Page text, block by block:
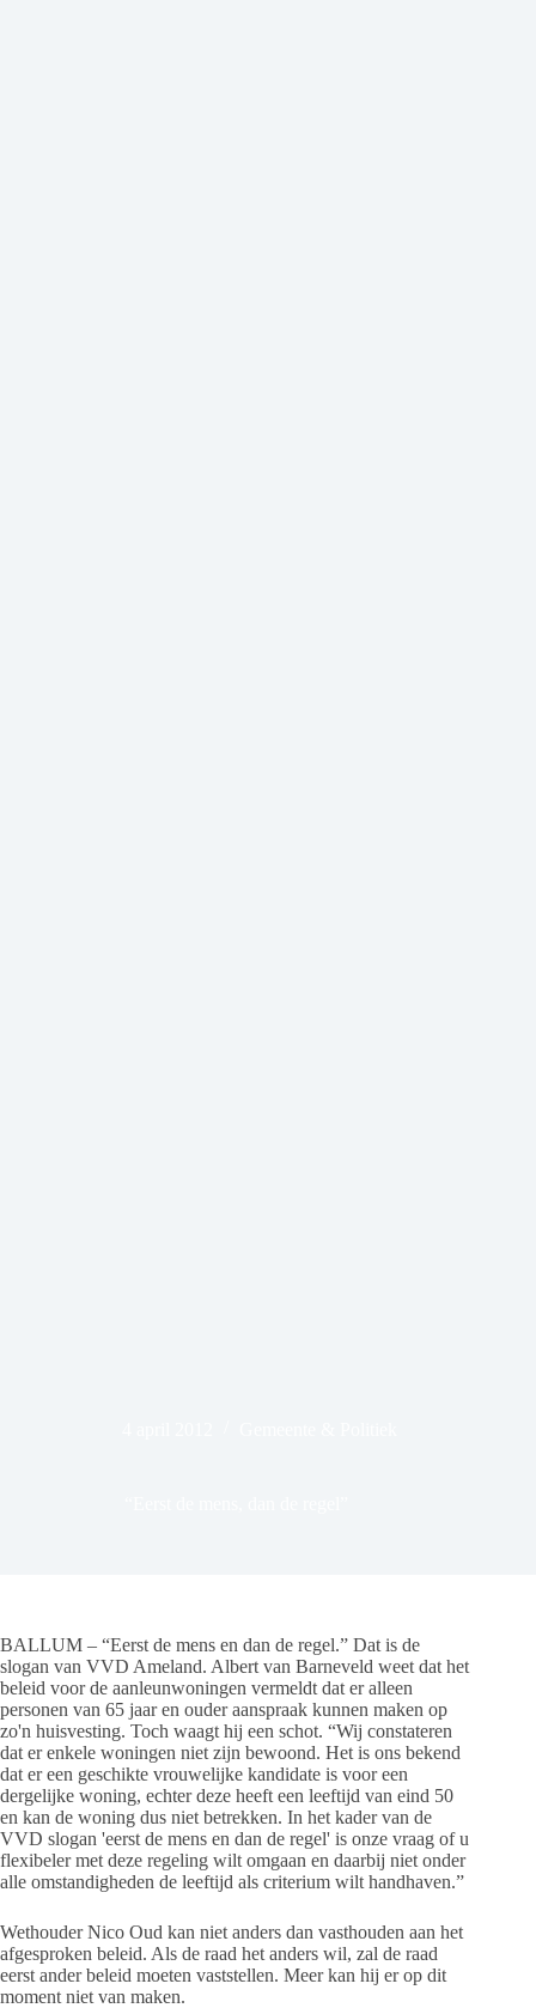
BALLUM – “Eerst de mens en dan de regel.” Dat is de
slogan van VVD Ameland. Albert van Barneveld weet dat het
beleid voor de aanleunwoningen vermeldt dat er alleen
personen van 65 jaar en ouder aanspraak kunnen maken op
zo'n huisvesting. Toch waagt hij een schot. “Wij constateren
dat er enkele woningen niet zijn bewoond. Het is ons bekend
dat er een geschikte vrouwelijke kandidate is voor een
dergelijke woning, echter deze heeft een leeftijd van eind 50
en kan de woning dus niet betrekken. In het kader van de
VVD slogan 'eerst de mens en dan de regel' is onze vraag of u
flexibeler met deze regeling wilt omgaan en daarbij niet onder
alle omstandigheden de leeftijd als criterium wilt handhaven.”
Wethouder Nico Oud kan niet anders dan vasthouden aan het
afgesproken beleid. Als de raad het anders wil, zal de raad
eerst ander beleid moeten vaststellen. Meer kan hij er op dit
moment niet van maken.